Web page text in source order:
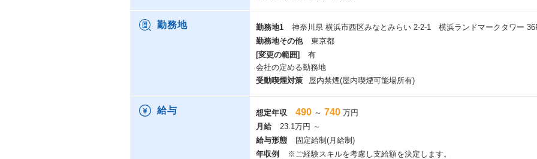
勤務地 勤務地1
神奈川県 横浜市西区みなとみらい 2-2-1 横浜ランドマークタワー
勤務地その他
東京都
[変更の範囲]
有
会社の定める勤務地
受動喫煙対策
屋内禁煙(屋内喫煙可能場所有)
給与 想定年収 490 ～ 740 万円
月給
23.1万円 ～
給与形態
固定給制(月給制)
年収例
※ご経験スキルを考慮し支給額を決定します。